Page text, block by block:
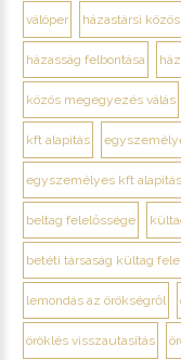
válóper házastársi
házasság felbontása
közös megegyezés válás
kft alapítás
egyszemélyes kft
beltag felelőssége
betéti társaság kültag
lemondás az örökségről
öröklés visszautasítás